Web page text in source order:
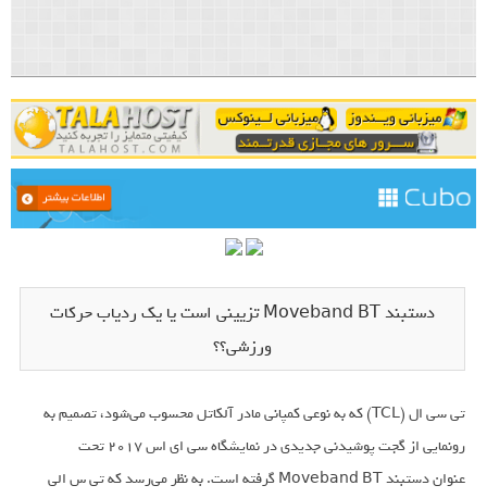
دستبند Moveband BT تزیینی است یا یک ردیاب حرکات
ورزشی؟؟
تی سی ال (TCL) که به نوعی کمپانی مادر آلکاتل محسوب می‌شود، تصمیم به
رونمایی از گجت پوشیدنی جدیدی در نمایشگاه سی ای اس 2017 تحت
عنوان دستبند Moveband BT گرفته است. به نظر می‌رسد که تی س الی